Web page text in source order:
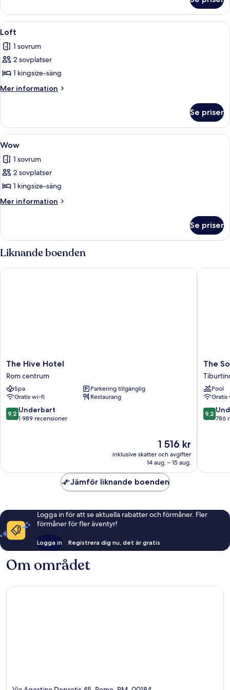
Öppna
alla
foton
för
Loft
Ett modernt hotellrum med en stor
9
Loft
1 sovrum
2 sovplatser
1 kingsize-säng
Mer information
Mer
Se priser
Öppna
alla
foton
för
Wow
Ett modernt hotellrum med en stor
11
Wow
1 sovrum
2 sovplatser
1 kingsize-säng
Mer information
Mer
Se priser
Liknande boenden
The
Hive
Hotel
Rom
centrum
The Hive Hotel
Rom centrum
Spa
Parkering tillgänglig
Gratis wi-fi
Restaurang
9.2
av
9,2 Underbart
1 989 recensioner
Priset
1 516 kr
1 516 kr
inklusive skatter och avgifter
14 aug. – 15 aug.
The Hive Hotel
The
Social
Hub
Rome
The
Pool
9.2
av
9,2
786
The
Jämför liknande boenden
Logga in för att se aktuella rabatter och förmåner. Fler
förmåner för fler äventyr!
Logga in Registrera dig nu, det är gratis
Om området